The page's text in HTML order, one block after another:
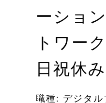
ーショ
トワー
日祝休
職種: デジタル